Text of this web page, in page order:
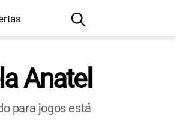
Anatel
para jogos está